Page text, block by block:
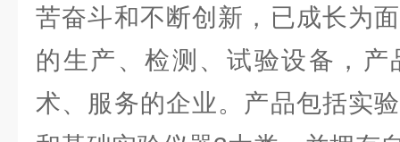
苦奋斗和不断创新，已成长为
的生产、检测、试验设备，
术、服务的企业。产品包括实